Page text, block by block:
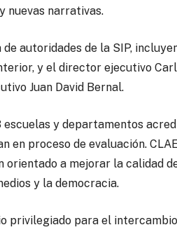
nuevas narrativas.
autoridades de la SIP,
y el director ejecutivo
Juan David Bernal.
y departamentos
proceso de evaluación.
a mejorar la calidad
y la democracia.
privilegiado para el